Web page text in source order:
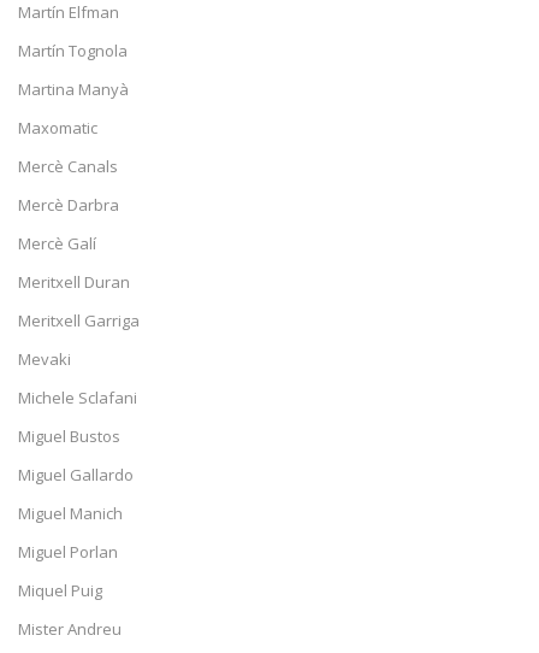
Martín Elfman
Martín Tognola
Martina Manyà
Maxomatic
Mercè Canals
Mercè Darbra
Mercè Galí
Meritxell Duran
Meritxell Garriga
Mevaki
Michele Sclafani
Miguel Bustos
Miguel Gallardo
Miguel Manich
Miguel Porlan
Miquel Puig
Mister Andreu